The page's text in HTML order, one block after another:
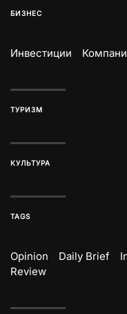
БИЗНЕС
Инвестиции
ТУРИЗМ
КУЛЬТУРА
TAGS
Opinion Daily Brief
Review